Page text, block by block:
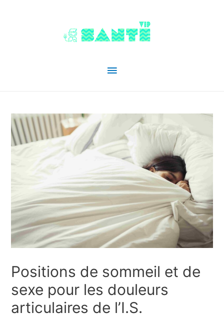
Menu
Positions de sommeil et de
sexe pour les douleurs
articulaires de l’I.S.